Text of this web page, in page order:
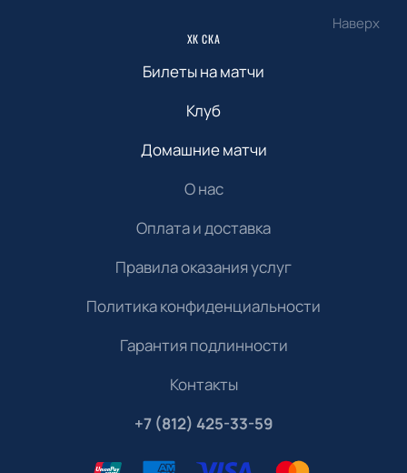
Наверх
ХК СКА
Билеты на матчи
Клуб
Домашние матчи
О нас
Оплата и доставка
Правила оказания услуг
Политика конфиденциальности
Гарантия подлинности
Контакты
+7 (812) 425-33-59